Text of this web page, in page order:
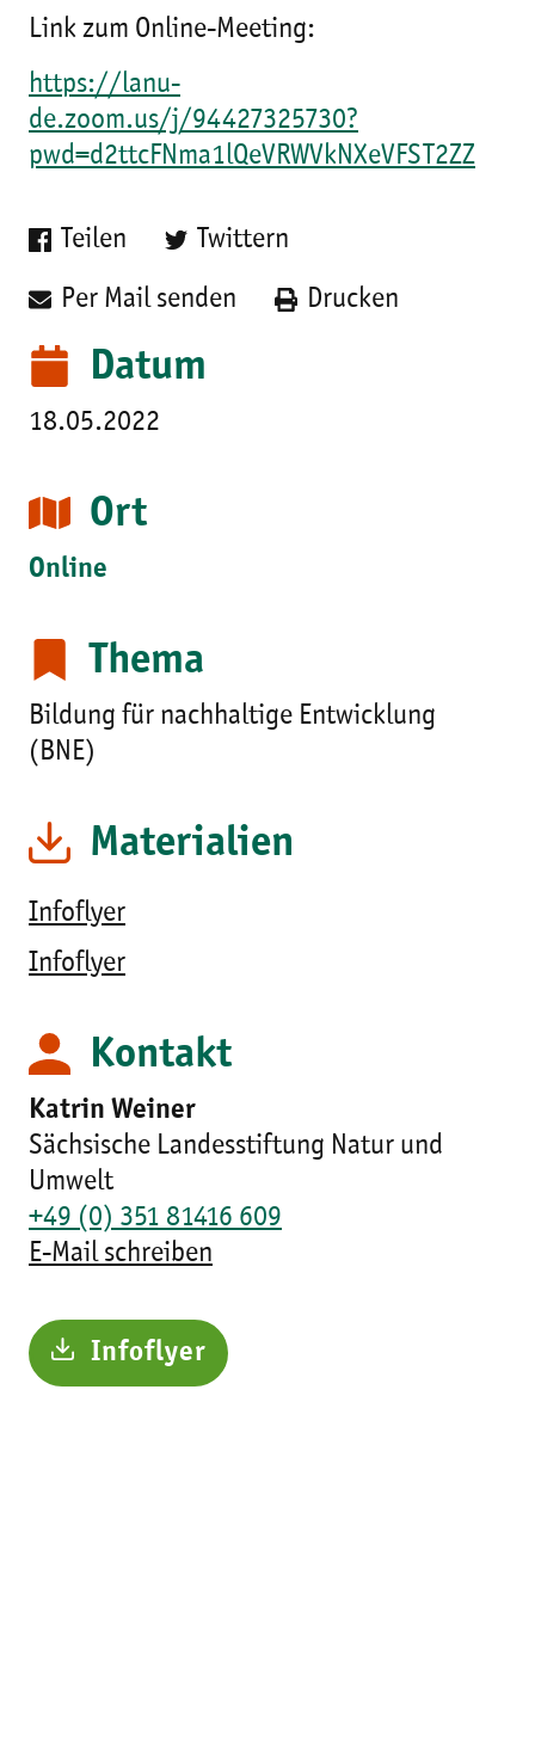
Link zum Online-Meeting:
https://lanu-
de.zoom.us/j/94427325730?
pwd=d2ttcFNma1lQeVRWVkNXeVFST2ZZ
Teilen Twittern
Per Mail senden Drucken
Datum
18.05.2022
Ort
Online
Thema
Bildung für nachhaltige Entwicklung
(BNE)
Materialien
Infoflyer
Infoflyer
Kontakt
Katrin Weiner
Sächsische Landesstiftung Natur und
Umwelt
+49 (0) 351 81416 609
E-Mail schreiben
Infoflyer